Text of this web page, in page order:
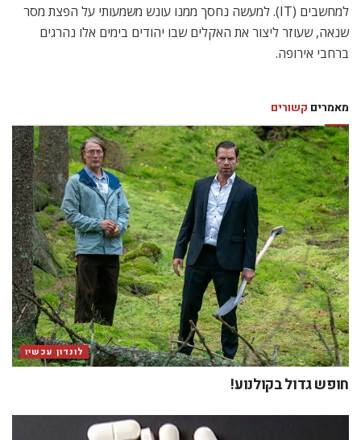
למחשבים (IT). למעשה נחסך ממנו עונש משמעותי על הפצת מסר
שנאה, שעוזר ליצור את האקלים שבו יהודים בימים אלו נהרגים
ברחבי אירופה.
מאמרים קשורים
לונדון עכשיו
חופש גדול בקולנוע!